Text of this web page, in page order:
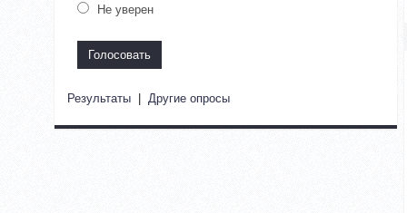
Не уверен
Результаты | Другие опросы